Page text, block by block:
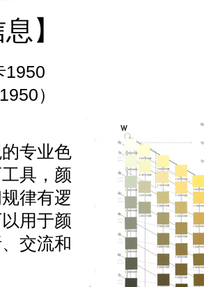
】
1950
）
专业色
具，颜
律有逻
用于颜
交流和